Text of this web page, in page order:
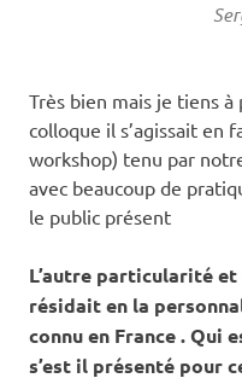
Très bien mais je tiens à
colloque il s’agissait en
workshop) tenu par
avec beaucoup de
le public présent
L’autre particularité
résidait en la
connu en France . Qui
s’est il présenté pour